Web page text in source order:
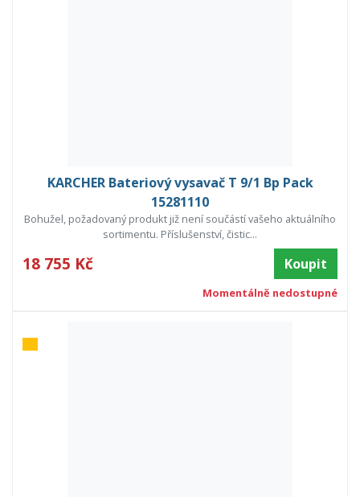
KARCHER Bateriový vysavač T 9/1 Bp Pack
15281110
Bohužel, požadovaný produkt již není součástí vašeho aktuálního
sortimentu. Příslušenství, čistic...
18 755 Kč Koupit
Momentálně nedostupné